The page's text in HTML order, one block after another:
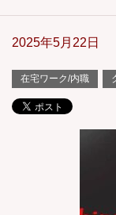
2025年5月22日
在宅ワーク/内職